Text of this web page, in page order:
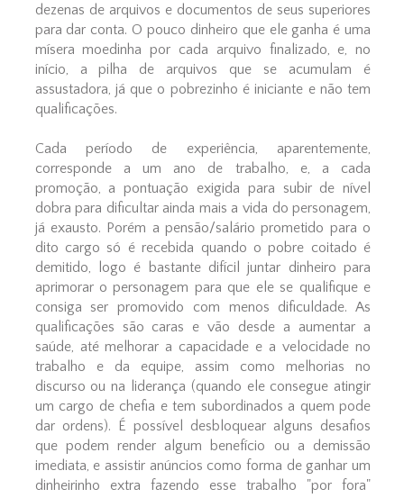
dezenas de arquivos e documentos de seus superiores
para dar conta. O pouco dinheiro que ele ganha é uma
mísera moedinha por cada arquivo finalizado, e, no
início, a pilha de arquivos que se acumulam é
assustadora, já que o pobrezinho é iniciante e não tem
qualificações.
Cada período de experiência, aparentemente,
corresponde a um ano de trabalho, e, a cada
promoção, a pontuação exigida para subir de nível
dobra para dificultar ainda mais a vida do personagem,
já exausto. Porém a pensão/salário prometido para o
dito cargo só é recebida quando o pobre coitado é
demitido, logo é bastante difícil juntar dinheiro para
aprimorar o personagem para que ele se qualifique e
consiga ser promovido com menos dificuldade. As
qualificações são caras e vão desde a aumentar a
saúde, até melhorar a capacidade e a velocidade no
trabalho e da equipe, assim como melhorias no
discurso ou na liderança (quando ele consegue atingir
um cargo de chefia e tem subordinados a quem pode
dar ordens). É possível desbloquear alguns desafios
que podem render algum benefício ou a demissão
imediata, e assistir anúncios como forma de ganhar um
dinheirinho extra fazendo esse trabalho "por fora"